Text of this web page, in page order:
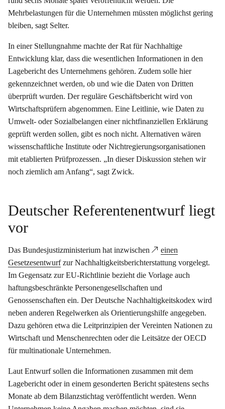
Mehrbelastungen für die Unternehmen müssten möglichst gering
bleiben, sagt Selter.
In einer Stellungnahme machte der Rat für Nachhaltige
Entwicklung klar, dass die wesentlichen Informationen in den
Lagebericht des Unternehmens gehören. Zudem solle hier
gekennzeichnet werden, ob und wie die Daten von Dritten
überprüft wurden. Der reguläre Geschäftsbericht wird von
Wirtschaftsprüfern abgenommen. Eine Leitlinie, wie Daten zu
Umwelt- oder Sozialbelangen einer nichtfinanziellen Erklärung
geprüft werden sollen, gibt es noch nicht. Alternativen wären
wissenschaftliche Institute oder Nichtregierungsorganisationen
mit etablierten Prüfprozessen. „In dieser Diskussion stehen wir
noch ziemlich am Anfang“, sagt Zwick.
Deutscher Referentenentwurf liegt
vor
Das Bundesjustizministerium hat inzwischen
einen
Gesetzesentwurfzur Nachhaltigkeitsberichterstattung vorgelegt.
Im Gegensatz zur EU-Richtlinie bezieht die Vorlage auch
haftungsbeschränkte Personengesellschaften und
Genossenschaften ein. Der Deutsche Nachhaltigkeitskodex wird
neben anderen Regelwerken als Orientierungshilfe angegeben.
Dazu gehören etwa die Leitprinzipien der Vereinten Nationen zu
Wirtschaft und Menschenrechten oder die Leitsätze der OECD
für multinationale Unternehmen.
Laut Entwurf sollen die Informationen zusammen mit dem
Lagebericht oder in einem gesonderten Bericht spätestens sechs
Monate ab dem Bilanzstichtag veröffentlicht werden. Wenn